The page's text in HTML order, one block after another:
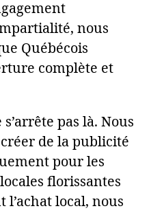
nous
Québécois
complète et
pas là. Nous
de la publicité
pour les
florissantes
l’achat local, nous